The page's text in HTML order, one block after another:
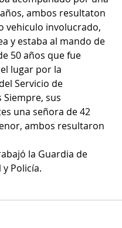
ambos resultaton
vehiculo involucrado,
y estaba al mando de
50 años que fue
lugar por la
Servicio de
Siempre, sus
una señora de 42
ambos resultaron
la Guardia de
y Policía.